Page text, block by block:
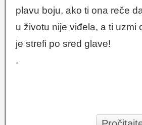
plavu boju, ako ti ona reče
u životu nije viđela, a ti uzmi
je strefi po sred glave!
.